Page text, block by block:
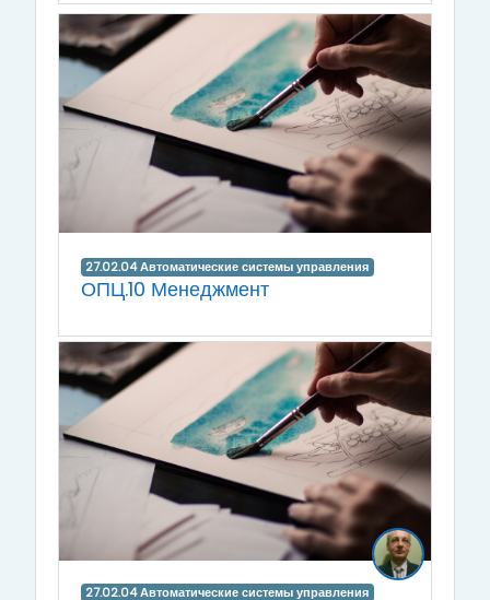
27.02.04 Автоматические системы управления
ОПЦ.10 Менеджмент
27.02.04 Автоматические системы управления